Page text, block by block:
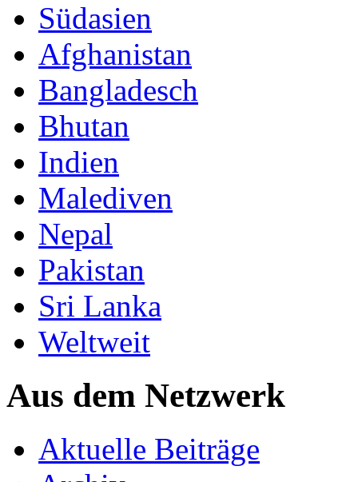
Südasien
Afghanistan
Bangladesch
Bhutan
Indien
Malediven
Nepal
Pakistan
Sri Lanka
Weltweit
Aus dem Netzwerk
Aktuelle Beiträge